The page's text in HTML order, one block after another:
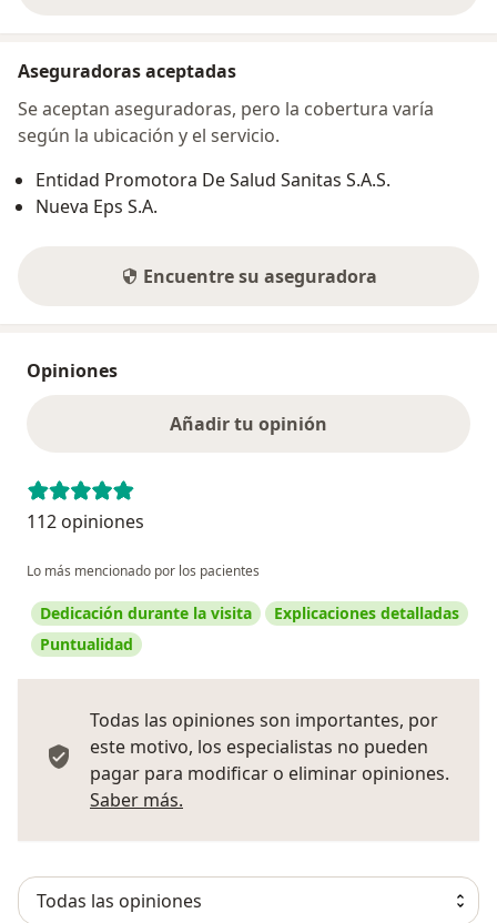
Aseguradoras aceptadas
Se aceptan aseguradoras, pero la cobertura varía
según la ubicación y el servicio.
Entidad Promotora De Salud Sanitas S.A.S.
Nueva Eps S.A.
Encuentre su aseguradora
Opiniones
Añadir tu opinión
112 opiniones
Lo más mencionado por los pacientes
Dedicación durante la visita
Explicaciones detalladas
Puntualidad
Todas las opiniones son importantes, por
este motivo, los especialistas no pueden
pagar para modificar o eliminar opiniones.
Saber más.